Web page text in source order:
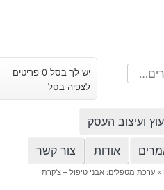
יש לך בסל 0 פריטים
לצפיה בסל
ועיצוב העסק
אודות צור קשר
» ערכת מטפלים: אבני טיפול – צ'קרת